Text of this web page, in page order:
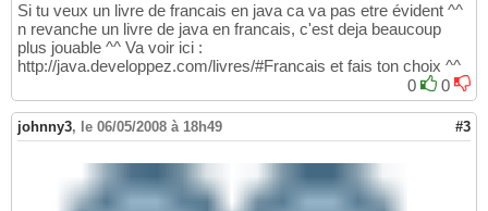
Si tu veux un livre de francais en java ca va pas etre évident ^^
n revanche un livre de java en francais, c'est deja beaucoup
plus jouable ^^ Va voir ici :
http://java.developpez.com/livres/#Francais et fais ton choix ^^
0
0
johnny3, le 06/05/2008 à 18h49 #3